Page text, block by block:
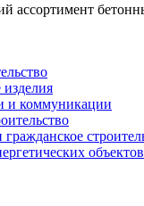
ассортимент
и коммуникации
объектов